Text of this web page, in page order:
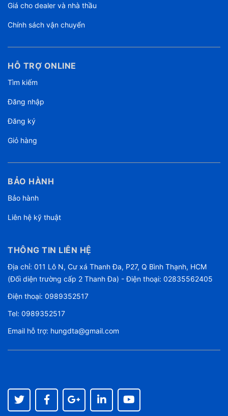
Giá cho dealer và nhà thầu
Chính sách vận chuyển
HỖ TRỢ ONLINE
Tìm kiếm
Đăng nhập
Đăng ký
Giỏ hàng
BẢO HÀNH
Bảo hành
Liên hệ kỹ thuật
THÔNG TIN LIÊN HỆ
Địa chỉ: 011 Lô N, Cư xá Thanh Đa, P27, Q Bình Thạnh, HCM
(Đối diện trường cấp 2 Thanh Đa) - Điện thoại: 02835562405
Điện thoại: 0989352517
Tel: 0989352517
Email hỗ trợ: hungdta@gmail.com